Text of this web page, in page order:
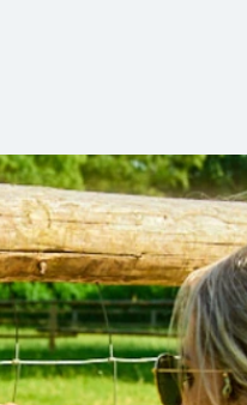
gute
alle lieben die